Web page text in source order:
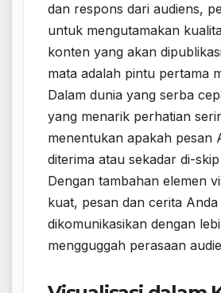
dan respons dari audiens,
untuk mengutamakan
konten yang akan
mata adalah pintu pertama
Dalam dunia yang serba
yang menarik perhatian
menentukan apakah pesan
diterima atau sekadar di-
Dengan tambahan elemen
kuat, pesan dan cerita Anda
dikomunikasikan dengan
mengguggah perasaan